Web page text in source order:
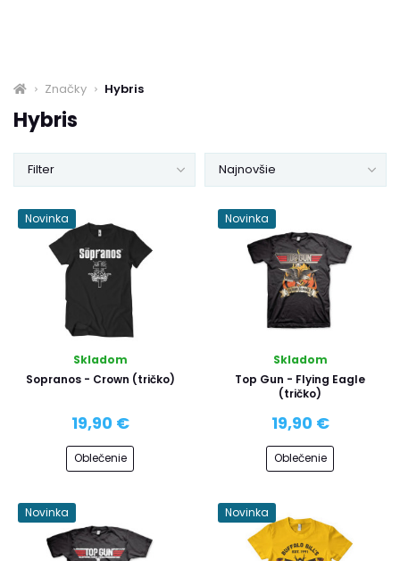
Značky Hybris
Hybris
Najnovšie
Filter
Novinka
Skladom
Sopranos - Crown (tričko)
19,90 €
Oblečenie
Novinka
Skladom
Top Gun - Flying Eagle
(tričko)
19,90 €
Oblečenie
Novinka Novinka